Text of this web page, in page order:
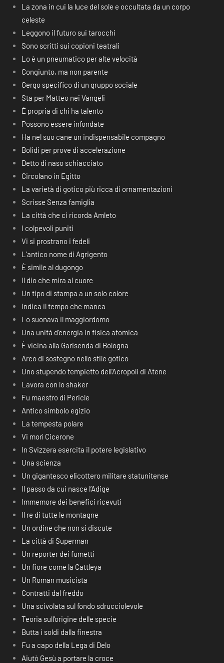
La zona in cui la luce del sole e occultata da un corpo
celeste
Leggono il futuro sui tarocchi
Sono scritti sui copioni teatrali
Lo è un pneumatico per alte velocità
Congiunto, ma non parente
Gergo specifico di un gruppo sociale
Sta per Matteo nei Vangeli
É propria di chi ha talento
Possono essere infondate
Ha nel suo cane un indispensabile compagno
Bolidi per prove di accelerazione
Detto di naso schiacciato
Circolano in Egitto
La varietà di gotico più ricca di ornamentazioni
Scrisse Senza famiglia
La città che ci ricorda Amleto
I colpevoli puniti
Vi si prostrano i fedeli
L’antico nome di Agrigento
È simile al dugongo
Il dio che mira al cuore
Un tipo di stampa a un solo colore
Indica il tempo che manca
Lo suonava il maggiordomo
Una unità d’energia in fisica atomica
È vicina alla Garisenda di Bologna
Arco di sostegno nello stile gotico
Uno stupendo tempietto dell’Acropoli di Atene
Lavora con lo shaker
Fu maestro di Pericle
Antico simbolo egizio
La tempesta polare
Vi morì Cicerone
In Svizzera esercita il potere legislativo
Una scienza
Un gigantesco elicottero militare statunitense
Il passo da cui nasce l’Adige
Immemore dei benefici ricevuti
Il re di tutte le montagne
Un ordine che non si discute
La città di Superman
Un reporter dei fumetti
Un fiore come la Cattleya
Un Roman musicista
Contratti dal freddo
Una scivolata sul fondo sdrucciolevole
Teoria sull’origine delle specie
Butta i soldi dalla finestra
Fu a capo della Lega di Delo
Aiutò Gesù a portare la croce